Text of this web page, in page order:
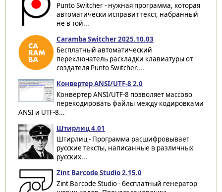
Punto Switcher - нужная программа, которая
автоматически исправит текст, набранный
не в той...
Caramba Switcher 2025.10.03
Бесплатный автоматический
переключатель раскладки клавиатуры от
создателя Punto Switcher....
Конвертер ANSI/UTF-8 2.0
Конвертер ANSI/UTF-8 позволяет массово
перекодировать файлы между кодировками
ANSI и UTF-8...
Штирлиц 4.01
Штирлиц - Программа расшифровывает
русские тексты, написанные в различных
русских...
Zint Barcode Studio 2.15.0
Zint Barcode Studio - бесплатный генератор